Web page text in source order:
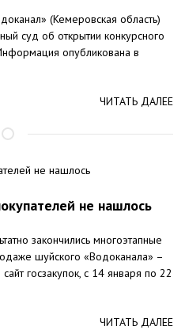
(Кемеровская область)
суд об открытии конкурсного
опубликована в
ЧИТАТЬ ДАЛЕЕ
не нашлось
закончились многоэтапные
шуйского «Водоканала» –
госзакупок, с 14 января по 22
ЧИТАТЬ ДАЛЕЕ